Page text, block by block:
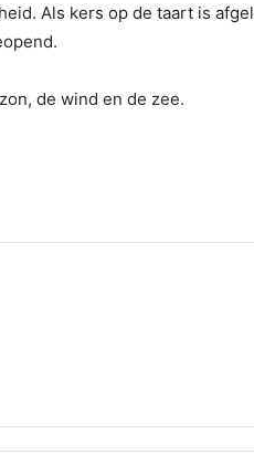
Als kers op de taart is
de wind en de zee.